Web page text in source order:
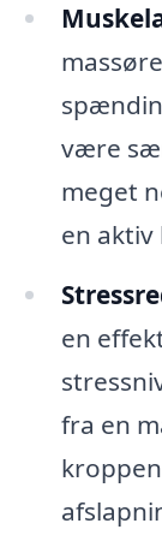
være
meget
en aktiv
en
fra en